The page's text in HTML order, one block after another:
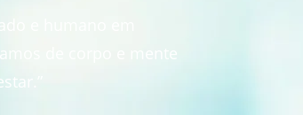
e humano em
de corpo e mente